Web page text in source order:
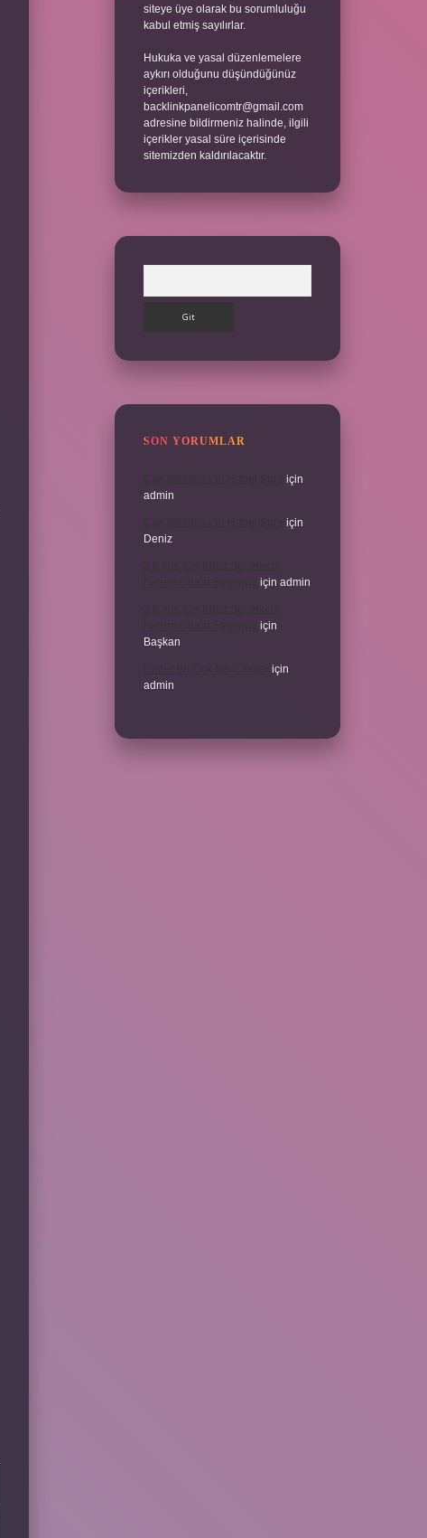
siteye üye olarak bu sorumluluğu
kabul etmiş sayılırlar.
Hukuka ve yasal düzenlemelere
aykırı olduğunu düşündüğünüz
içerikleri,
backlinkpanelicomtr@gmail.com
adresine bildirmeniz halinde, ilgili
içerikler yasal süre içerisinde
sitemizden kaldırılacaktır.
SON YORUMLAR
için
admin
için
Deniz
için admin
için
Başkan
için
admin